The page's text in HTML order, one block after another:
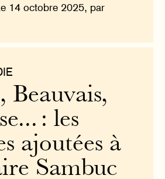
14 octobre 2025, par
Beauvais,
: les
ajoutées à
Sambuc